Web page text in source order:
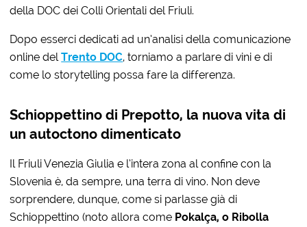
della DOC dei Colli Orientali del Friuli.
Dopo esserci dedicati ad un’analisi della comunicazione
online delTrento DOC, torniamo a parlare di vini e di
come lo storytelling possa fare la differenza.
Schioppettino di Prepotto, la nuova vita di
un autoctono dimenticato
Il Friuli Venezia Giulia e l’intera zona al confine con la
Slovenia è, da sempre, una terra di vino. Non deve
sorprendere, dunque, come si parlasse già di
Schioppettino (noto allora come Pokalça, o Ribolla